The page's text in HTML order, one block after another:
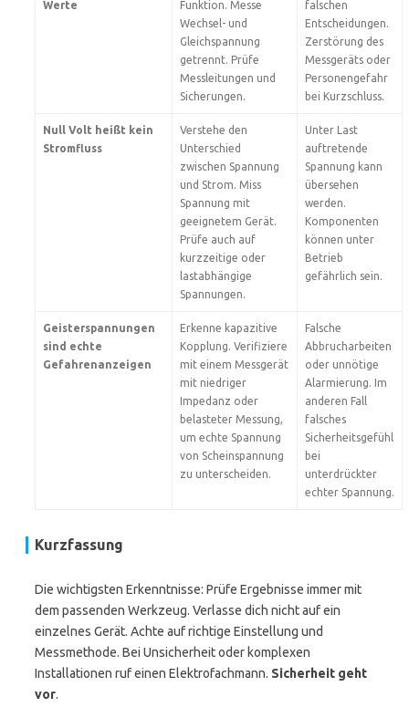
Werte
Funktion. Messe
Wechsel- und
Gleichspannung
getrennt. Prüfe
Messleitungen und
Sicherungen.
falschen
Entscheidungen.
Zerstörung des
Messgeräts oder
Personengefahr
bei Kurzschluss.
Null Volt heißt kein
Stromfluss
Verstehe den
Unterschied
zwischen Spannung
und Strom. Miss
Spannung mit
geeignetem Gerät.
Prüfe auch auf
kurzzeitige oder
lastabhängige
Spannungen.
Unter Last
auftretende
Spannung kann
übersehen
werden.
Komponenten
können unter
Betrieb
gefährlich sein.
Geisterspannungen
sind echte
Gefahrenanzeigen
Erkenne kapazitive
Kopplung. Verifiziere
mit einem Messgerät
mit niedriger
Impedanz oder
belasteter Messung,
um echte Spannung
von Scheinspannung
zu unterscheiden.
Falsche
Abbrucharbeiten
oder unnötige
Alarmierung. Im
anderen Fall
falsches
Sicherheitsgefühl
bei
unterdrückter
echter Spannung.
Kurzfassung
Die wichtigsten Erkenntnisse: Prüfe Ergebnisse immer mit
dem passenden Werkzeug. Verlasse dich nicht auf ein
einzelnes Gerät. Achte auf richtige Einstellung und
Messmethode. Bei Unsicherheit oder komplexen
Installationen ruf einen Elektrofachmann. Sicherheit geht
vor.